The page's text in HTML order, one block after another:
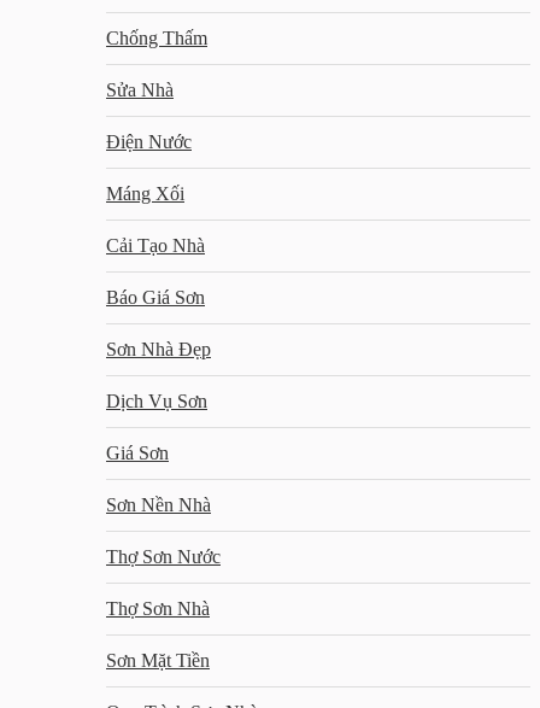
Chống Thấm
Sửa Nhà
Điện Nước
Máng Xối
Cải Tạo Nhà
Báo Giá Sơn
Sơn Nhà Đẹp
Dịch Vụ Sơn
Giá Sơn
Sơn Nền Nhà
Thợ Sơn Nước
Thợ Sơn Nhà
Sơn Mặt Tiền